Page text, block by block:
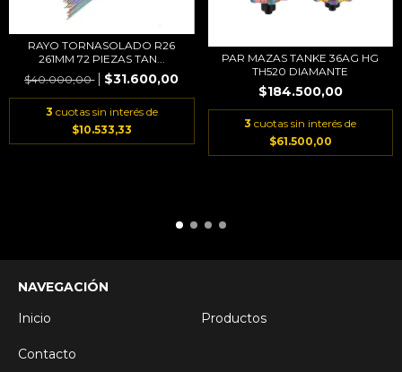
RAYO TORNASOLADO R26
261MM 72 PIEZAS TAN...
$40.000,00
$31.600,00
3 cuotas sin interés de
$10.533,33
PAR MAZAS TANKE 36AG HG
TH520 DIAMANTE
$184.500,00
3 cuotas sin interés de
$61.500,00
NAVEGACIÓN
Inicio
Productos
Contacto